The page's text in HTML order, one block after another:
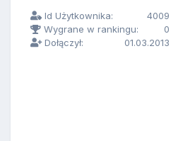
Id Użytkownika:
4009
Wygrane w rankingu:
0
Dołączył:
01.03.2013